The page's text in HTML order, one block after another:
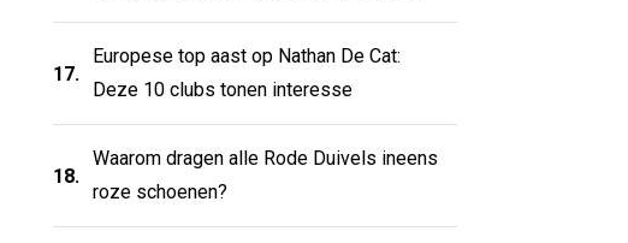
17.
Europese top aast op Nathan De Cat:
Deze 10 clubs tonen interesse
18.
Waarom dragen alle Rode Duivels ineens
roze schoenen?